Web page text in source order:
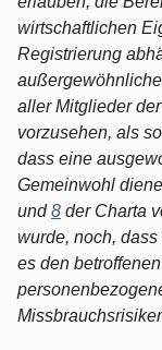
wirtschaftlichen
Registrierung
aller Mitglieder
vorzusehen, als
dass eine
Gemeinwohl
und8 der Charta
wurde, noch,
es den